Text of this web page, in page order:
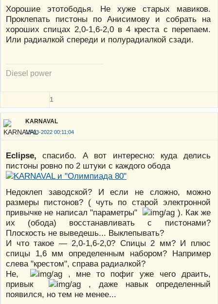
Хорошие этотободья. Не хуже старых мавиков.
Проклепать пистоны по Анисимову и собрать на
хороших спицах 2,0-1,6-2,0 в 4 креста с перепаем.
Или радиалкой спереди и полурадиалкой сзади.
Diesel power
1
KARNAVAL
18-03-2022 00:11:04
Eclipse, спасибо. А вот интересно: куда делись
пистоны ровно по 2 штуки с каждого обода
Недоклеп заводской? И если не сложно, можно
размеры пистонов? ( чуть по старой электронной
привычке не написал "параметры"
). Как же
их (обода) восстанавливать с пистонами?
Плоскость не выведешь... Выклепывать?
И что такое — 2,0-1,6-2,0? Спицы 2 мм? И плюс
спицы 1,6 мм определенным набором? Например
слева "крестом", справа радиалкой?
Не,
, мне то пофиг уже чего драить,
привык
, даже навык определенный
появился, но тем не менее...